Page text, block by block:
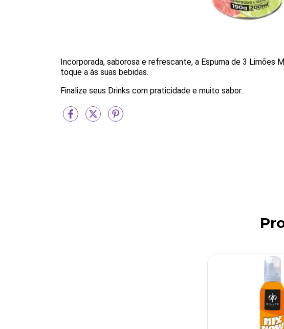
Incorporada, saborosa e refrescante, a Espuma de 3 Limões
toque a às suas bebidas.
Finalize seus Drinks com praticidade e muito sabor.